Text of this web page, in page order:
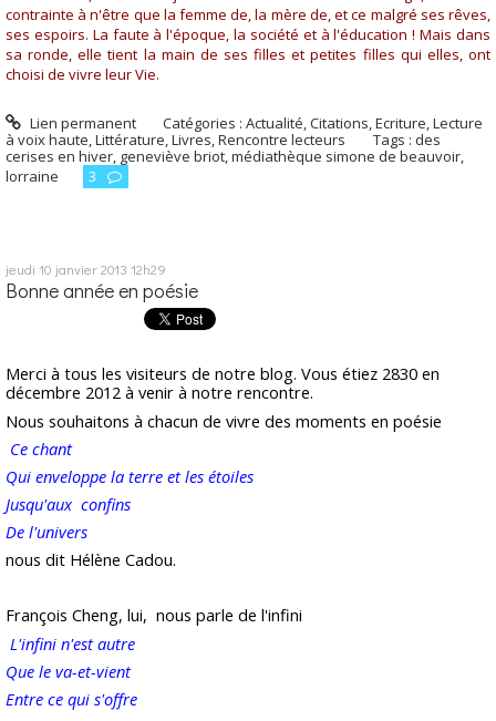
contrainte à n'être que la femme de, la mère de, et ce malgré ses rêves,
ses espoirs. La faute à l'époque, la société et à l'éducation ! Mais dans
sa ronde, elle tient la main de ses filles et petites filles qui elles, ont
choisi de vivre leur Vie.
Lien permanent Catégories :Actualité,Citations,Ecriture,Lecture
à voix haute,Littérature,Livres,Rencontre lecteurs Tags : des
cerises en hiver, geneviève briot,médiathèque simone de beauvoir,
lorraine
3
jeudi 10 janvier 2013 12h29
Bonne année en poésie
Merci à tous les visiteurs de notre blog. Vous étiez 2830 en
décembre 2012 à venir à notre rencontre.
Nous souhaitons à chacun de vivre des moments en poésie
Ce chant
Qui enveloppe la terre et les étoiles
Jusqu'aux confins
De l'univers
nous dit Hélène Cadou.
François Cheng, lui, nous parle de l'infini
L'infini n'est autre
Que le va-et-vient
Entre ce qui s'offre